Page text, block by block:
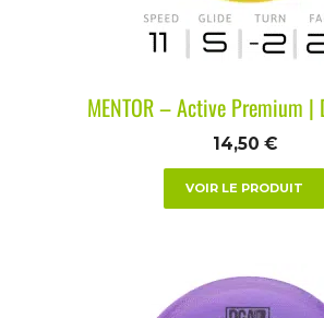
MENTOR – Active Premium |
14,50 €
VOIR LE PRODUIT